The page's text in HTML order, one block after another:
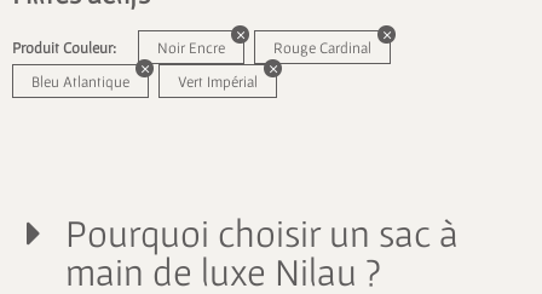
Produit Couleur: Noir Encre
Rouge Cardinal
Bleu Atlantique
Vert Impérial
Pourquoi choisir un sac à
main de luxe Nilau ?